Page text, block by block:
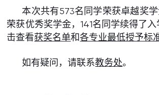
本次共有573名同学荣获卓越奖学
荣获优秀奖学金， 141名同学续得了
击查看获奖名单和各专业最低授予标
如有疑问，请联系教务处。